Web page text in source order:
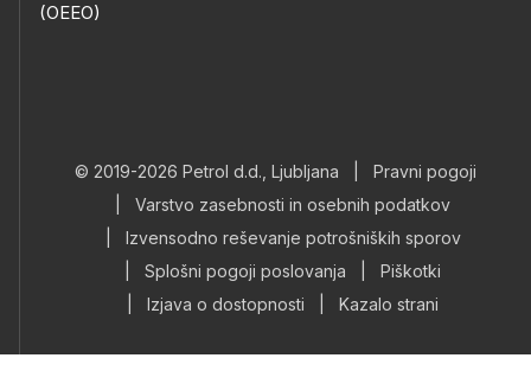
(OEEO)
© 2019-2026 Petrol d.d., Ljubljana
Pravni pogoji
Varstvo zasebnosti in osebnih podatkov
Izvensodno reševanje potrošniških sporov
Splošni pogoji poslovanja
Piškotki
Izjava o dostopnosti Kazalo strani